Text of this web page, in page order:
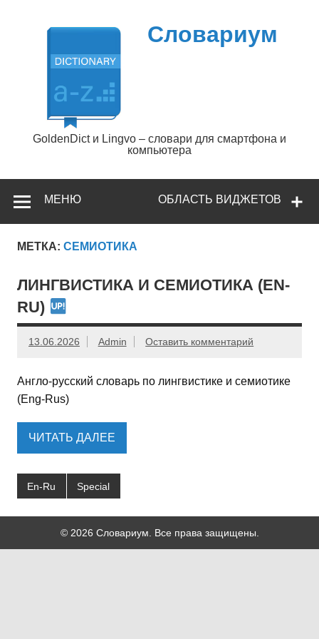
содержимому
Словариум
GoldenDict и Lingvo – словари для смартфона и
компьютера
ОБЛАСТЬ ВИДЖЕТОВ
МЕНЮ
МЕТКА: СЕМИОТИКА
ЛИНГВИСТИКА И СЕМИОТИКА (EN-
RU)
13.06.2026 Admin Оставить комментарий
Англо-русский словарь по лингвистике и семиотике
(Eng-Rus)
ЧИТАТЬ ДАЛЕЕ
En-Ru Special
© 2026 Словариум. Все права защищены.